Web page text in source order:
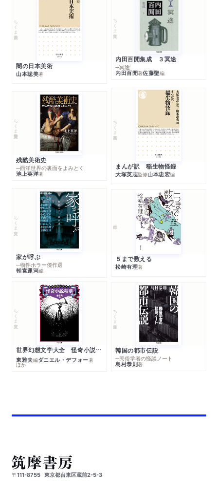
ちくま新書
闇の日本美術
山本聡美著
ちくま文庫
内田百閒集成 ３冥途
─冥途
内田百閒著佐藤聖編
ちくま学芸文庫
残酷美術史
─西洋世界の裏面をよみとく
池上英洋著
ちくま新書
まんが訳 稲生物怪録
大塚英志監修山本忠宏編
ちくま文庫
家が呼ぶ
─物件ホラー傑作選
朝宮運河編
５まで数える
松崎有理著
ちくま文庫
世界幻想文学大全 怪奇小説精華
東雅夫編ダニエル・デフォー著
ほか
ちくま文庫
韓国の都市伝説
─民俗学者の怪談ノート
島村恭則著
〒111-8755 東京都台東区蔵前2-5-3